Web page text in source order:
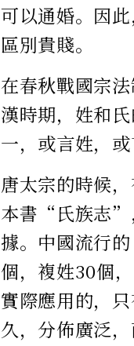
可以通婚。因
區別貴賤。
在春秋戰國宗
漢時期，姓和
一，或言姓，
唐太宗的時候
本書“氏族志”
據。中國流行
個，複姓30個
實際應用的，
久，分佈廣泛，